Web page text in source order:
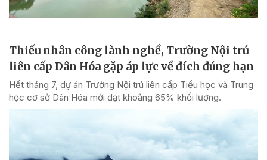
Thiếu nhân công lành nghề, Trường Nội trú
liên cấp Dân Hóa gặp áp lực về đích đúng hạn
Hết tháng 7, dự án Trường Nội trú liên cấp Tiểu học và Trung
học cơ sở Dân Hóa mới đạt khoảng 65% khối lượng.